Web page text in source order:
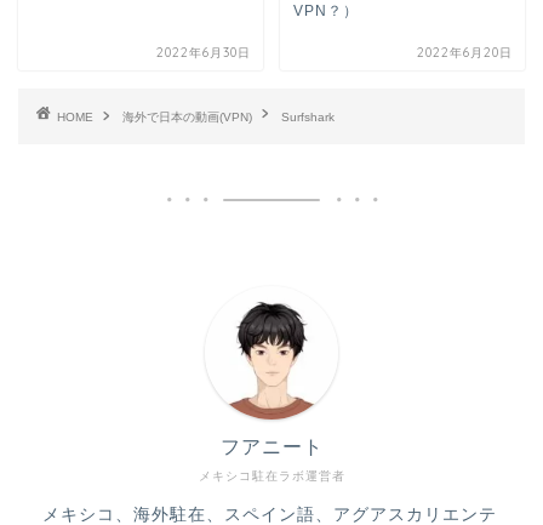
2022年6月30日
VPN？）
2022年6月20日
HOME 海外で日本の動画(VPN) Surfshark
メキシコ駐在ラボ運営者
フアニート
メキシコ、海外駐在、スペイン語、アグアスカリエンテ